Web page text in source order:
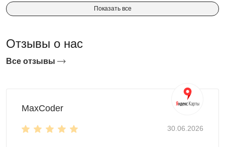
Здесь легко поместится садовый инвентарь,
Показать все
Отзывы о нас
Все отзывы
MaxCoder
30.06.2026